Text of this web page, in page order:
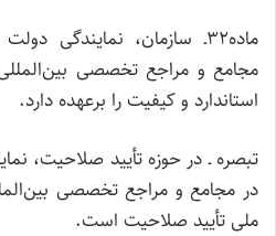
ماده۳۲ـ سازمان، نمایندگی
مجامع و مراجع تخصصی
استاندارد و کیفیت را برعهده دارد.
تبصره ـ در حوزه تأیید صلاحیت،
در مجامع و مراجع تخصصی
ملی تأیید صلاحیت است.